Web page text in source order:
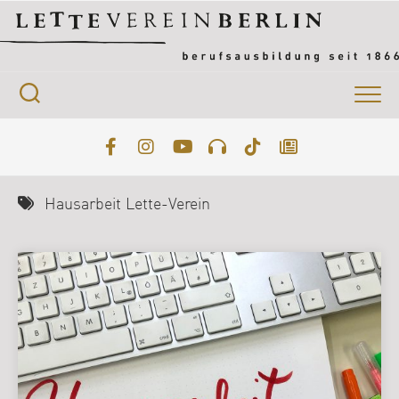
content
Hausarbeit Lette-Verein